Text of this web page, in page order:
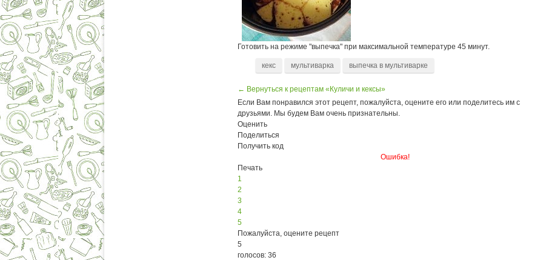
Готовить на режиме "выпечка" при максимальной температуре 45 минут.
кекс мультиварка выпечка в мультиварке
← Вернуться к рецептам «Куличи и кексы»
Если Вам понравился этот рецепт, пожалуйста, оцените его или поделитесь им с
друзьями. Мы будем Вам очень признательны.
Оценить
Поделиться
Получить код
Ошибка!
Печать
1
2
3
4
5
Пожалуйста, оцените рецепт
5
голосов: 36